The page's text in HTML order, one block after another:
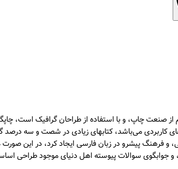
صنعت چاپ، و با استفاده از طراحان گرافیک است،
کاربردی می‌باشد، کتابهای زیادی در شصت و سه
و فرهنگ پیشرو در زبان فارسی ایجاد کرد، در این
سوالات پیوسته اهل دنیای موجود طراحی اساسا